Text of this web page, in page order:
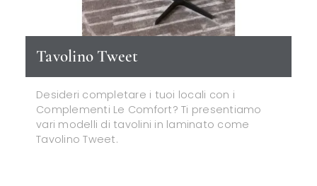
Tavolino Tweet
Desideri completare i tuoi locali con i
Complementi Le Comfort? Ti presentiamo
vari modelli di tavolini in laminato come
Tavolino Tweet.